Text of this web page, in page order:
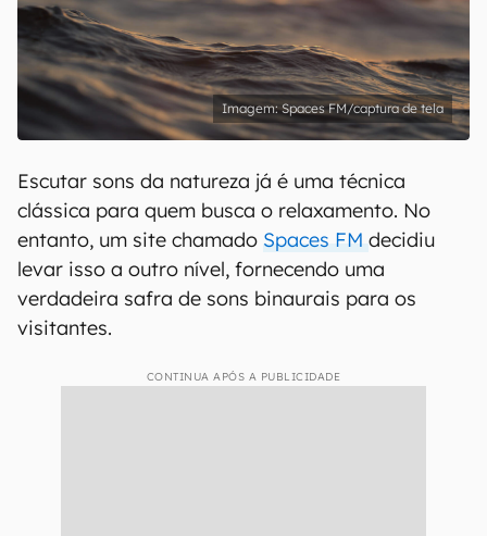
Spaces FM/captura de tela
Escutar sons da natureza já é uma técnica
clássica para quem busca o relaxamento. No
entanto, um site chamado Spaces FM decidiu
levar isso a outro nível, fornecendo uma
verdadeira safra de sons binaurais para os
visitantes.
CONTINUA APÓS A PUBLICIDADE